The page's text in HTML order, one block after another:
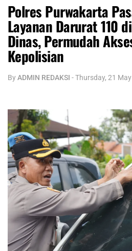
Polres Purwakarta
Layanan Darurat 110
Dinas, Permudah
Kepolisian
ByADMIN REDAKSI -Thursday, 21